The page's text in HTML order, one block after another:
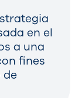
en el
a una
fines
de